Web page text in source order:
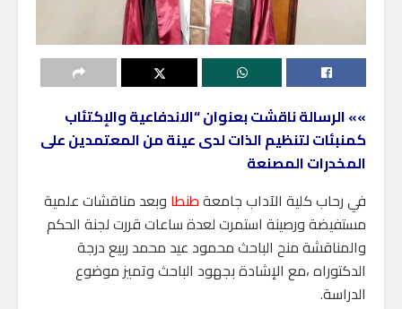
»» الرسالة ناقشت بعنوان “الاندفاعية والإكتئاب
كمنبئات لتنظيم الذات لدى عينة من المعتمدين على
المخدرات المصنعة
في رحاب كلية الآداب جامعةطنطا وبعد مناقشات علمية
مستفيضة ورصينة استمرت لعدة ساعات قررت لجنة الحكم
والمناقشة منح الباحث محمود عيد محمد ربيع درجة
الدكتوراه ،مع الإشادة بجهود الباحث وتميز موضوع
الدراسة.